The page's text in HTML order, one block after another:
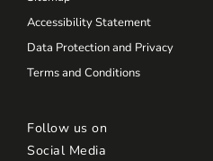
Accessibility Statement
Data Protection and Privacy
Terms and Conditions
Follow us on
Social Media